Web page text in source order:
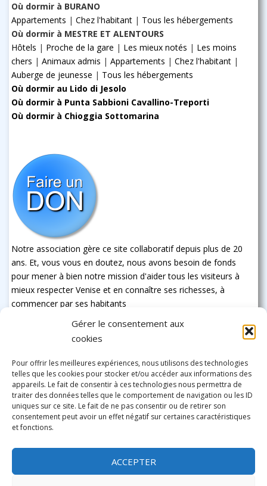
Gérer le consentement aux
cookies
Pour offrir les meilleures expériences, nous utilisons des technologies
telles que les cookies pour stocker et/ou accéder aux informations des
appareils. Le fait de consentir à ces technologies nous permettra de
traiter des données telles que le comportement de navigation ou les ID
uniques sur ce site. Le fait de ne pas consentir ou de retirer son
consentement peut avoir un effet négatif sur certaines caractéristiques
et fonctions.
ACCEPTER
Où dormir à BURANO
Appartements | Chez l'habitant | Tous les hébergements
Où dormir à MESTRE ET ALENTOURS
Hôtels | Proche de la gare | Les mieux notés | Les moins
chers | Animaux admis | Appartements | Chez l'habitant |
Auberge de jeunesse | Tous les hébergements
Où dormir au Lido di Jesolo
Où dormir à Punta Sabbioni Cavallino-Treporti
Où dormir à Chioggia Sottomarina
Notre association gère ce site collaboratif depuis plus de 20
ans. Et, vous vous en doutez, nous avons besoin de fonds
pour mener à bien notre mission d'aider tous les visiteurs à
mieux respecter Venise et en connaître ses richesses, à
commencer par ses habitants